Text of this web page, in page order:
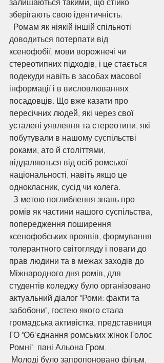
залишаються такими, що стійко
зберігають свою ідентичність.
доводиться потерпати від
ксенофобії, мови ворожнечі чи
стереотипних підходів, і це стається
подекуди навіть в засобах масової
інформації і в висловлюваннях
посадовців. Що вже казати про
пересічних людей, які через свої
усталені уявлення та стереотипи, які
побутували в нашому суспільстві
роками, ато й століттями,
віддаляються від осіб ромської
національності, навіть якщо це
однокласник, сусід чи колега.
ромів як частини нашого суспільства,
попередження поширення
ксенофобських проявів, формування
толерантного світогляду і поваги до
прав людини та в межах заходів до
Міжнародного дня ромів, для
студентів коледжу було організовано
актуальний діалог "Роми: факти та
забобони", гостею якого стала
громадська активістка, представниця
ГО "Об'єднання ромських жінок Голос
Ромні"  пані Альона Гром.